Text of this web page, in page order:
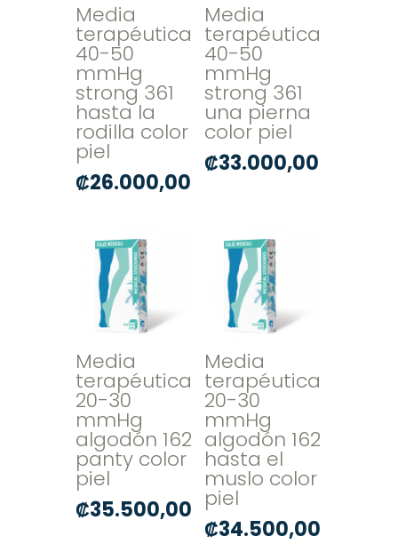
Media
terapéutica
40-50
mmHg
strong 361
hasta la
rodilla color
piel
₡26.000,00
Media
terapéutica
40-50
mmHg
strong 361
una pierna
color piel
₡33.000,00
Media
terapéutica
20-30
mmHg
algodón 162
panty color
piel
₡35.500,00
Media
terapéutica
20-30
mmHg
algodón 162
hasta el
muslo color
piel
₡34.500,00